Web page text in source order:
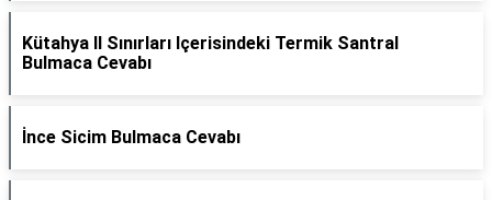
Kütahya Il Sınırları Içerisindeki Termik Santral
Bulmaca Cevabı
İnce Sicim Bulmaca Cevabı